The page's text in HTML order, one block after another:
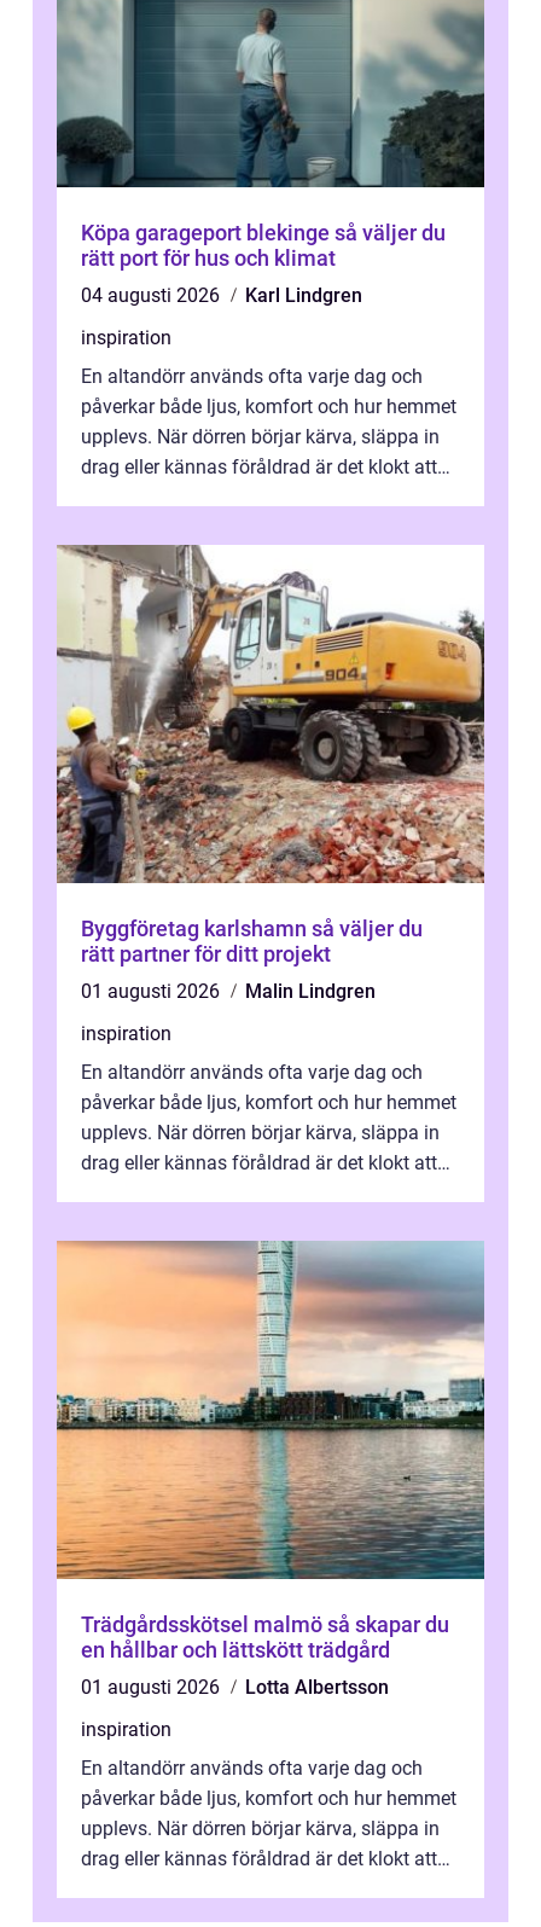
Köpa garageport blekinge så väljer du
rätt port för hus och klimat
04 augusti 2026
Karl Lindgren
inspiration
En altandörr används ofta varje dag och
påverkar både ljus, komfort och hur hemmet
upplevs. När dörren börjar kärva, släppa in
drag eller kännas föråldrad är det klokt att
Byggföretag karlshamn så väljer du
rätt partner för ditt projekt
01 augusti 2026
Malin Lindgren
inspiration
En altandörr används ofta varje dag och
påverkar både ljus, komfort och hur hemmet
upplevs. När dörren börjar kärva, släppa in
drag eller kännas föråldrad är det klokt att
Trädgårdsskötsel malmö så skapar du
en hållbar och lättskött trädgård
01 augusti 2026
Lotta Albertsson
inspiration
En altandörr används ofta varje dag och
påverkar både ljus, komfort och hur hemmet
upplevs. När dörren börjar kärva, släppa in
drag eller kännas föråldrad är det klokt att